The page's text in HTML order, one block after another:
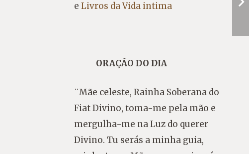
e Livros da Vida intima
ORAÇÃO DO DIA
¨Mãe celeste, Rainha Soberana do
Fiat Divino, toma-me pela mão e
mergulha-me na Luz do querer
Divino. Tu serás a minha guia,